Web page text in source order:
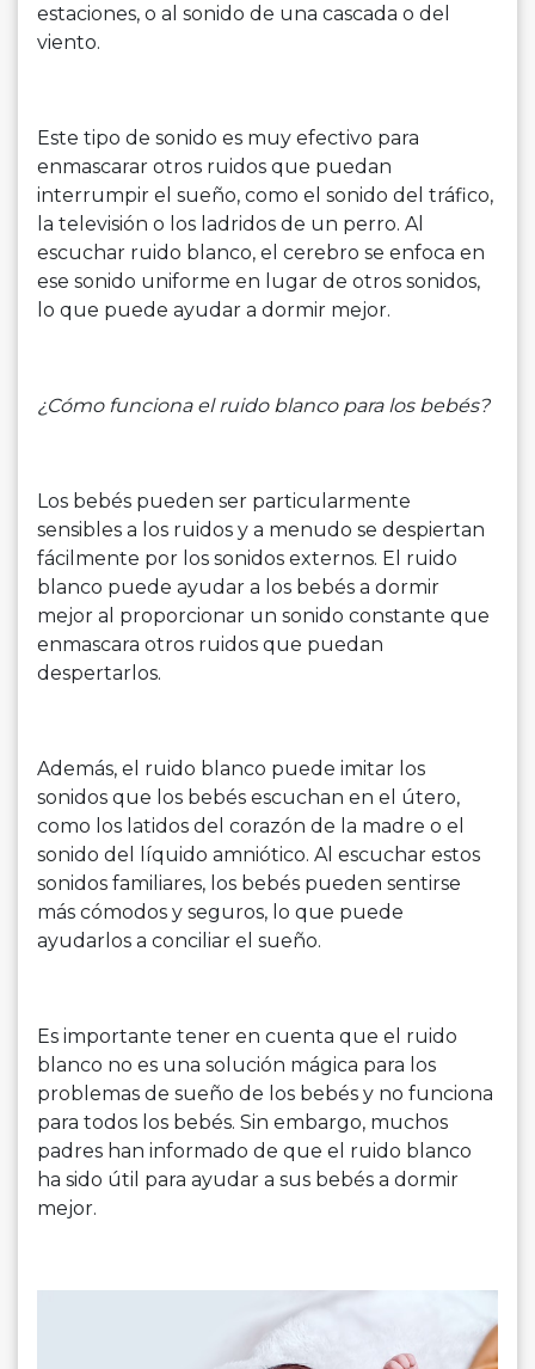
estaciones, o al sonido de una cascada o del
viento.
Este tipo de sonido es muy efectivo para
enmascarar otros ruidos que puedan
interrumpir el sueño, como el sonido del tráfico,
la televisión o los ladridos de un perro. Al
escuchar ruido blanco, el cerebro se enfoca en
ese sonido uniforme en lugar de otros sonidos,
lo que puede ayudar a dormir mejor.
¿Cómo funciona el ruido blanco para los bebés?
Los bebés pueden ser particularmente
sensibles a los ruidos y a menudo se despiertan
fácilmente por los sonidos externos. El ruido
blanco puede ayudar a los bebés a dormir
mejor al proporcionar un sonido constante que
enmascara otros ruidos que puedan
despertarlos.
Además, el ruido blanco puede imitar los
sonidos que los bebés escuchan en el útero,
como los latidos del corazón de la madre o el
sonido del líquido amniótico. Al escuchar estos
sonidos familiares, los bebés pueden sentirse
más cómodos y seguros, lo que puede
ayudarlos a conciliar el sueño.
Es importante tener en cuenta que el ruido
blanco no es una solución mágica para los
problemas de sueño de los bebés y no funciona
para todos los bebés. Sin embargo, muchos
padres han informado de que el ruido blanco
ha sido útil para ayudar a sus bebés a dormir
mejor.